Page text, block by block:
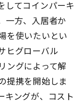
してコインパーキ
一方、入居者か
を使いたいとい
ヒグローバル
ングによって解
提携を開始しま
キングが、コスト